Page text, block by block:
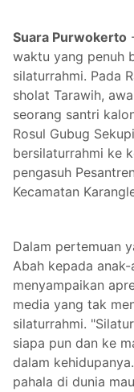
Suara Purwokerto
waktu yang penuh
silaturrahmi. Pada
sholat Tarawih,
seorang santri
Rosul Gubug
bersilaturrahmi ke
pengasuh
Kecamatan
Dalam pertemuan
Abah kepada
menyampaikan
media yang tak
silaturrahmi.
siapa pun dan ke
dalam
pahala di dunia